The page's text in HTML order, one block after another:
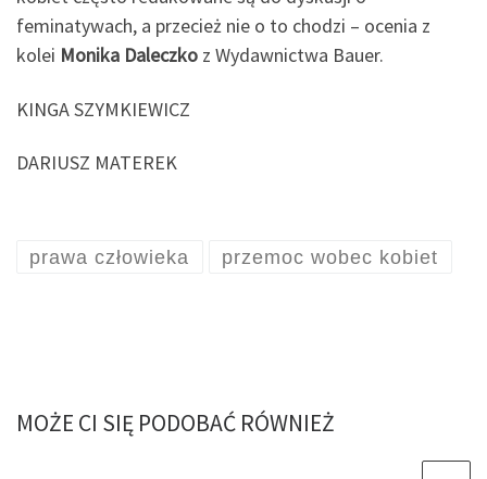
feminatywach, a przecież nie o to chodzi – ocenia z
kolei Monika Daleczko z Wydawnictwa Bauer.
KINGA SZYMKIEWICZ
DARIUSZ MATEREK
prawa człowieka przemoc wobec kobiet
MOŻE CI SIĘ PODOBAĆ RÓWNIEŻ